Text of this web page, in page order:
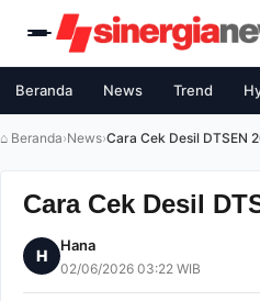
Beranda News Trend
⌂ Beranda›News›Cara Cek Desil DTSEN
Cara Cek Desil
H
Hana
02/06/2026 03:22 WIB